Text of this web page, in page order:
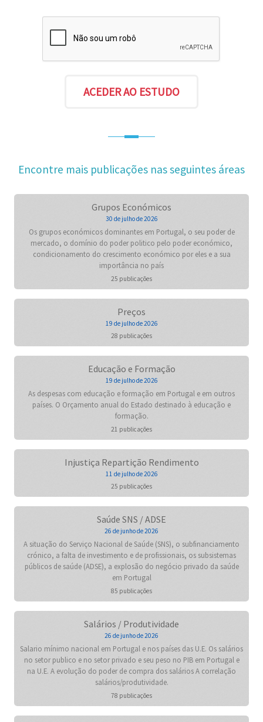
Encontre mais publicações nas seguintes áreas
Grupos Económicos
30 de julho de 2026
Os grupos económicos dominantes em Portugal, o seu poder de
mercado, o domínio do poder politico pelo poder económico,
condicionamento do crescimento económico por eles e a sua
importância no país
25 publicações
Preços
19 de julho de 2026
28 publicações
Educação e Formação
19 de julho de 2026
As despesas com educação e formação em Portugal e em outros
países. O Orçamento anual do Estado destinado à educação e
formação.
21 publicações
Injustiça Repartição Rendimento
11 de julho de 2026
25 publicações
Saúde SNS / ADSE
26 de junho de 2026
A situação do Serviço Nacional de Saúde (SNS), o subfinanciamento
crónico, a falta de investimento e de profissionais, os subsistemas
públicos de saúde (ADSE), a explosão do negócio privado da saúde
em Portugal
85 publicações
Salários / Produtividade
26 de junho de 2026
Salario mínimo nacional em Portugal e nos países das U.E. Os salários
no setor publico e no setor privado e seu peso no PIB em Portugal e
na U.E. A evolução do poder de compra dos salários A correlação
salários/produtividade.
78 publicações